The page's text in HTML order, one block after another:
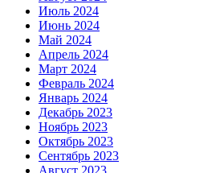
Июль 2024
Июнь 2024
Май 2024
Апрель 2024
Март 2024
Февраль 2024
Январь 2024
Декабрь 2023
Ноябрь 2023
Октябрь 2023
Сентябрь 2023
Август 2023